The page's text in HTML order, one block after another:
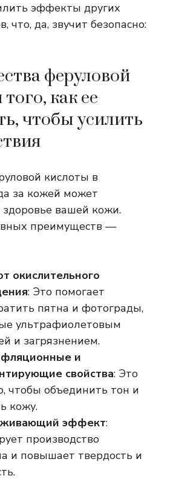
эффекты других
что, да, звучит безопасно:
феруловой
как ее
чтобы усилить
кислоты в
за кожей может
здоровье вашей кожи.
преимуществ —
окислительного
: Это помогает
пятна и фотограды,
ультрафиолетовым
и загрязнением.
и
свойства: Это
чтобы объединить тон и
кожу.
эффект:
производство
и повышает твердость и